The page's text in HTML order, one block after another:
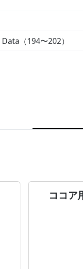
（194〜202）
ココア